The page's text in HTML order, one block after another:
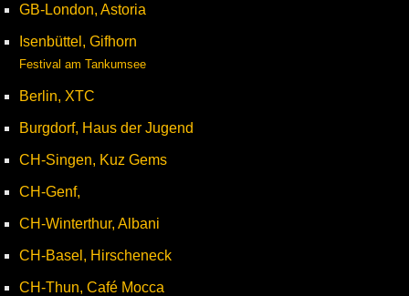
GB-London, Astoria
Isenbüttel, Gifhorn
Festival am Tankumsee
Berlin, XTC
Burgdorf, Haus der Jugend
CH-Singen, Kuz Gems
CH-Genf,
CH-Winterthur, Albani
CH-Basel, Hirscheneck
CH-Thun, Café Mocca